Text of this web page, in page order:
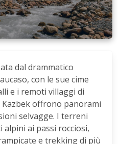
dal drammatico
con le sue cime
e i remoti villaggi di
Kazbek offrono panorami
selvagge. I terreni
ai passi rocciosi,
e trekking di più